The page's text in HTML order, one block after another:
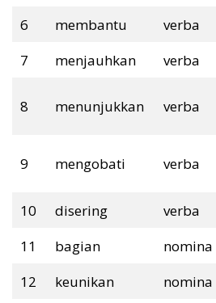
6 membantu verba
7
menjauhkan verba
8 menunjukkan verba
9 mengobati verba
10 disering verba
11
bagian nomina
12
keunikan nomina